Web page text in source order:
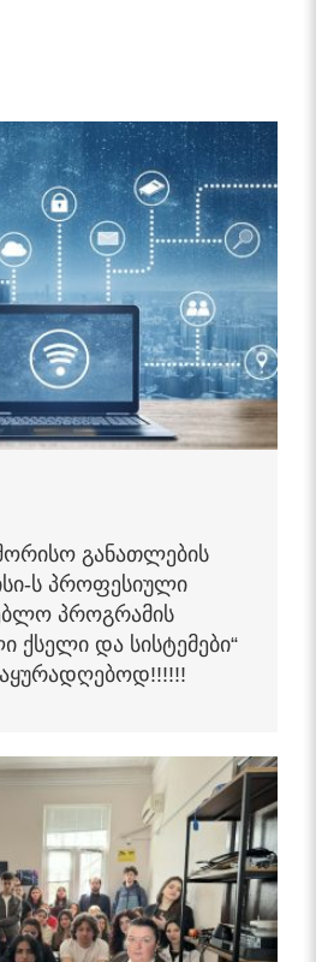
განათლების
ს პროფესიული
პროგრამის
ქსელი და სისტემები“